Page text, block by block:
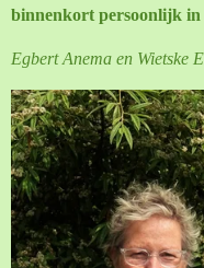
binnenkort persoonlijk in
Egbert Anema en Wietske